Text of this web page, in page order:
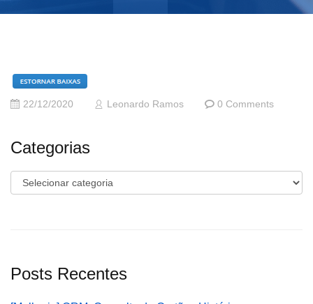
22/12/2020 Leonardo Ramos 0 Comments
Categorias
Categorias
Posts Recentes